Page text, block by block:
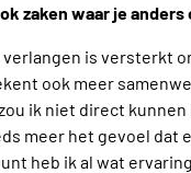
zaken waar je
verlangen is versterkt
ook meer
ik niet direct kunnen
meer het gevoel dat
heb ik al wat